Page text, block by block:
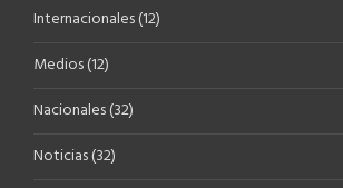
Internacionales(12)
Medios(12)
Nacionales(32)
Noticias(32)